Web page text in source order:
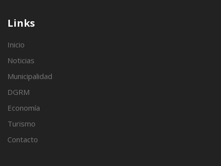
Links
Inicio
Noticias
Municipalidad
DGRM
Economía
Turismo
Contacto